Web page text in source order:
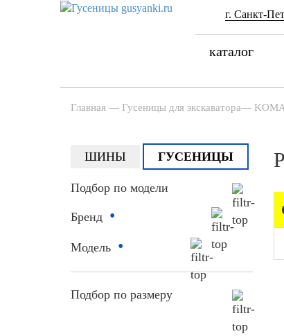
г. Санкт-
каталог
Главная — Гусеницы для экскаватора—
ШИНЫ ГУСЕНИЦЫ
Подбор по модели
Бренд •
Модель •
Подбор по размеру